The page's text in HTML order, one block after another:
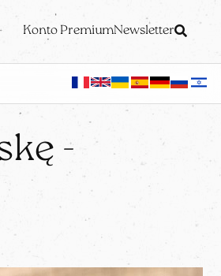
Konto PremiumNewsletter
-